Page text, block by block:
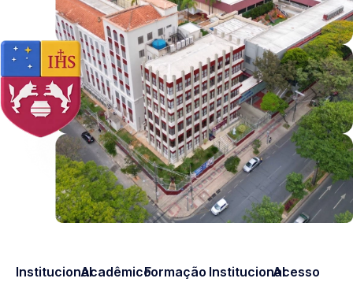
InstitucionalAcadêmicoFormação InstitucionalAcesso